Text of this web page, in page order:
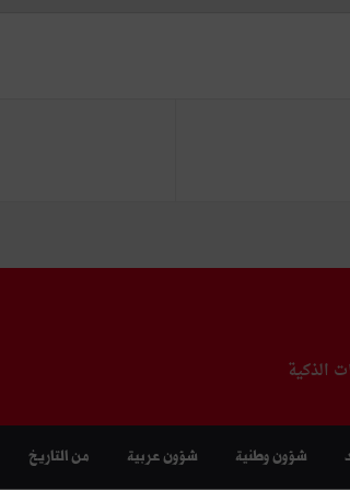
الذكية
شؤون وطنية شؤون عربية من التاريخ